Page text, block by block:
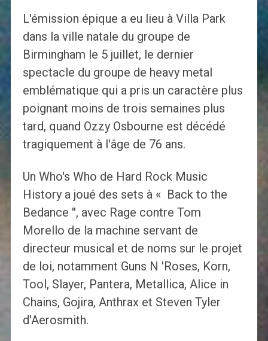
L'émission épique a eu lieu à Villa Park
dans la ville natale du groupe de
Birmingham le 5 juillet, le dernier
spectacle du groupe de heavy metal
emblématique qui a pris un caractère plus
poignant moins de trois semaines plus
tard, quand Ozzy Osbourne est décédé
tragiquement à l'âge de 76 ans.
Un Who's Who de Hard Rock Music
History a joué des sets à « Back to the
Bedance '', avec Rage contre Tom
Morello de la machine servant de
directeur musical et de noms sur le projet
de loi, notamment Guns N 'Roses, Korn,
Tool, Slayer, Pantera, Metallica, Alice in
Chains, Gojira, Anthrax et Steven Tyler
d'Aerosmith.